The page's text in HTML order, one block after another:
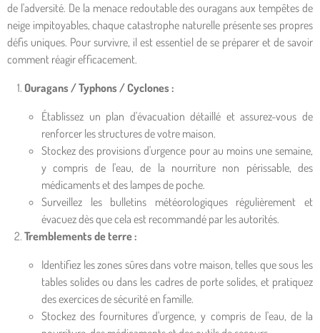
de l'adversité. De la menace redoutable des ouragans aux tempêtes de
neige impitoyables, chaque catastrophe naturelle présente ses propres
défis uniques. Pour survivre, il est essentiel de se préparer et de savoir
comment réagir efficacement.
Ouragans / Typhons / Cyclones :
Établissez un plan d'évacuation détaillé et assurez-vous de
renforcer les structures de votre maison.
Stockez des provisions d'urgence pour au moins une semaine,
y compris de l'eau, de la nourriture non périssable, des
médicaments et des lampes de poche.
Surveillez les bulletins météorologiques régulièrement et
évacuez dès que cela est recommandé par les autorités.
Tremblements de terre :
Identifiez les zones sûres dans votre maison, telles que sous les
tables solides ou dans les cadres de porte solides, et pratiquez
des exercices de sécurité en famille.
Stockez des fournitures d'urgence, y compris de l'eau, de la